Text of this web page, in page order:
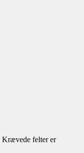
Krævede felter er